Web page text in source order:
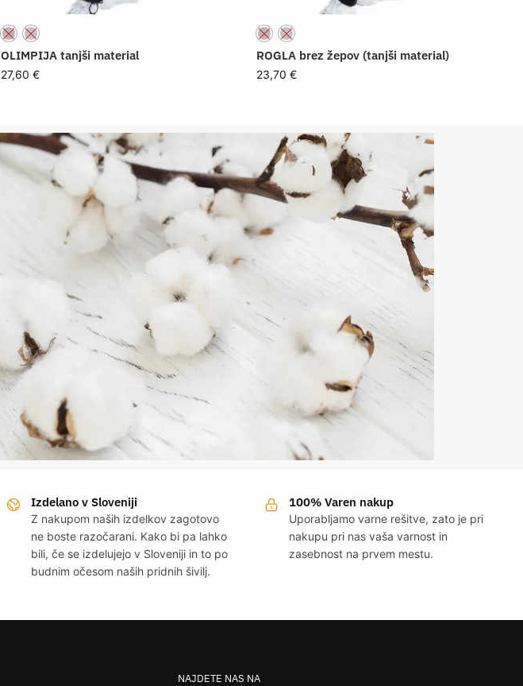
OLIMPIJA tanjši material
27,60€
ROGLA brez žepov (tanjši material)
23,70€
Izdelano v Sloveniji
Z nakupom naših izdelkov zagotovo
ne boste razočarani. Kako bi pa lahko
bili, če se izdelujejo v Sloveniji in to po
budnim očesom naših pridnih šivilj.
100% Varen nakup
Uporabljamo varne rešitve, zato je pri
nakupu pri nas vaša varnost in
zasebnost na prvem mestu.
NAJDETE NAS NA